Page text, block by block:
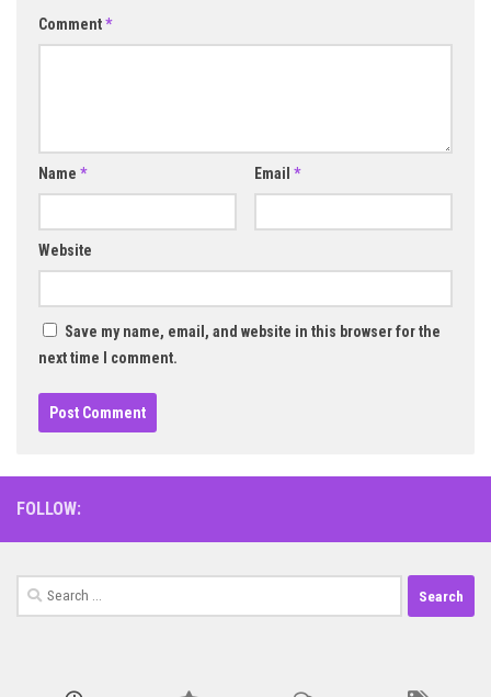
Comment*
Name * Email *
Website
Save my name, email, and website in this browser for the
next time I comment.
FOLLOW:
Search
for: